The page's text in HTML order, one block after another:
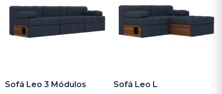
Sofá Leo 3 Módulos Sofá Leo L